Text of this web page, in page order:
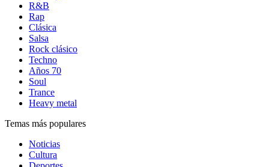
R&B
Rap
Clásica
Salsa
Rock clásico
Techno
Años 70
Soul
Trance
Heavy metal
Temas más populares
Noticias
Cultura